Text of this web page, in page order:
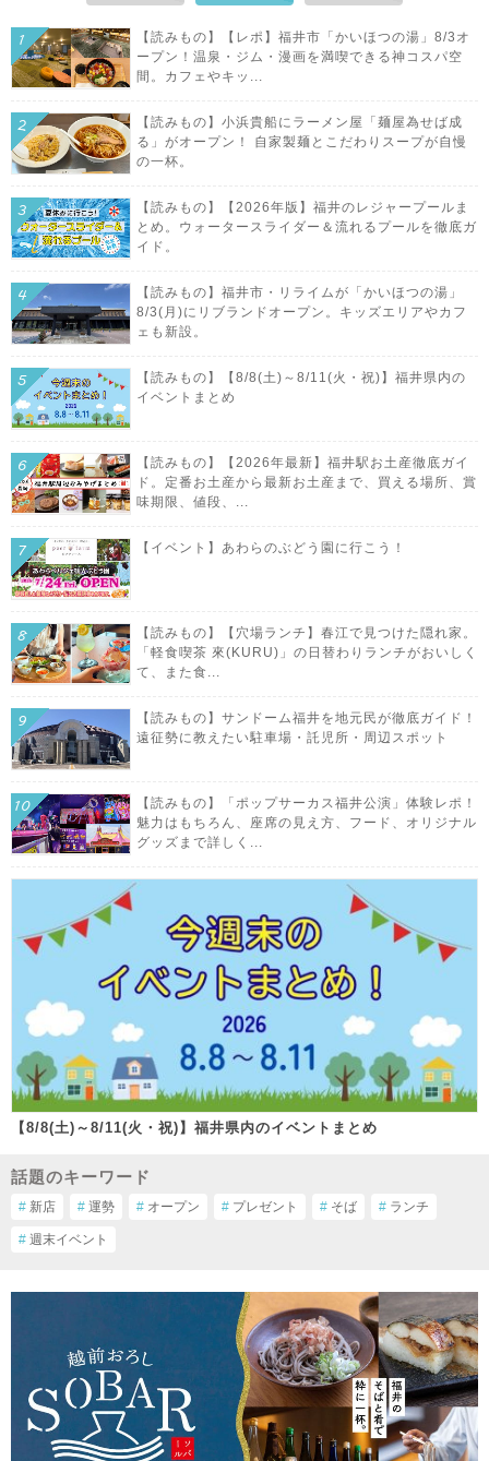
【読みもの】【レポ】福井市「かいほつの湯」8/3オ
ープン！温泉・ジム・漫画を満喫できる神コスパ空
間。カフェやキッ...
【読みもの】小浜貴船にラーメン屋「麺屋為せば成
る」がオープン！ 自家製麺とこだわりスープが自慢
の一杯。
【読みもの】【2026年版】福井のレジャープールま
とめ。ウォータースライダー＆流れるプールを徹底ガ
イド。
【読みもの】福井市・リライムが「かいほつの湯」
8/3(月)にリブランドオープン。キッズエリアやカフ
ェも新設。
【読みもの】【8/8(土)～8/11(火・祝)】福井県内の
イベントまとめ
【読みもの】【2026年最新】福井駅お土産徹底ガイ
ド。定番お土産から最新お土産まで、買える場所、賞
味期限、値段、...
【イベント】あわらのぶどう園に行こう！
【読みもの】【穴場ランチ】春江で見つけた隠れ家。
「軽食喫茶 來(KURU)」の日替わりランチがおいしく
て、また食...
【読みもの】サンドーム福井を地元民が徹底ガイド！
遠征勢に教えたい駐車場・託児所・周辺スポット
【読みもの】「ポップサーカス福井公演」体験レポ！
魅力はもちろん、座席の見え方、フード、オリジナル
グッズまで詳しく...
【8/8(土)～8/11(火・祝)】福井県内のイベントまとめ
話題のキーワード
# 新店 # 運勢 # オープン # プレゼント # そば # ランチ
# 週末イベント